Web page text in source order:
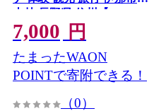
山林 長野県 信州【007-
a1】
7,000 円
たまったWAON
POINTで寄附できる！
（0）